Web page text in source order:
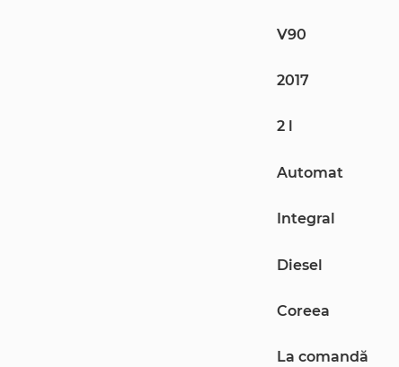
V90
2017
2 l
Automat
Integral
Diesel
Coreea
La comandă